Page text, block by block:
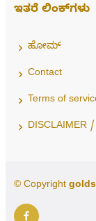
ಇತರೆ ಲಿಂಕ್‌ಗಳು
ಹೋಮ್
Contact
Terms of
DISCLAIMER
© Copyright